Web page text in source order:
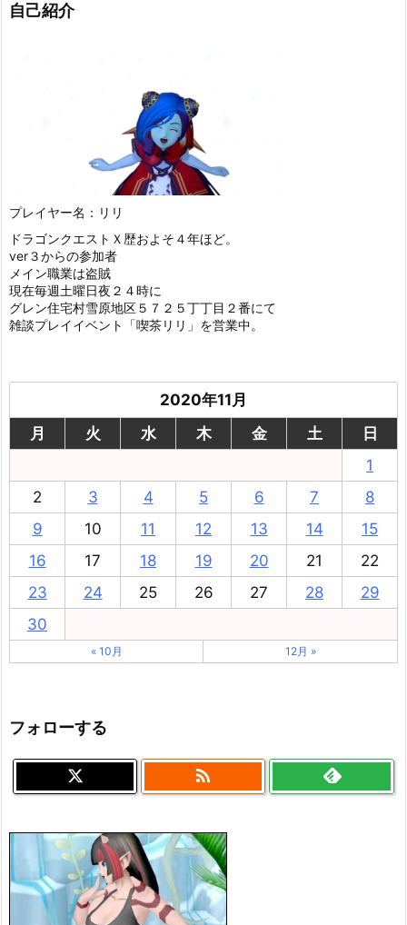
自己紹介
プレイヤー名：リリ
ドラゴンクエストＸ歴およそ４年ほど。
ver３からの参加者
メイン職業は盗賊
現在毎週土曜日夜２４時に
グレン住宅村雪原地区５７２５丁丁目２番にて
雑談プレイイベント「喫茶リリ」を営業中。
2020年11月
月
火 水 木 金 土
日
1
2
3 4 5 6 7
8
9
10 11 12 13 14
15
16
17 18 19 20 21
22
23
24 25 26 27 28
29
30
« 10月 12月 »
フォローする
